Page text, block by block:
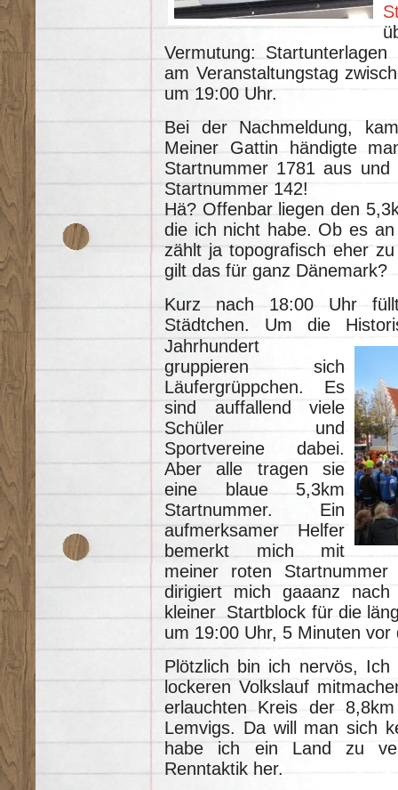
Vermutung:
am Veranstaltungstag
um 19:00 Uhr.
Bei der Nachmeldung,
Meiner Gattin händigte
Startnummer 1781 aus
Startnummer 142!
Hä? Offenbar liegen den
die ich nicht habe. Ob es
zählt ja topografisch eher
gilt das für ganz Dänemark?
Kurz nach 18:00 Uhr
Städtchen. Um die
Jahrhundert
gruppieren sich
Läufergrüppchen. Es
sind auffallend viele
Schüler und
Sportvereine dabei.
Aber alle tragen sie
eine blaue 5,3km
Startnummer. Ein
aufmerksamer Helfer
bemerkt mich mit
meiner roten
dirigiert mich gaaanz
kleiner Startblock für die
um 19:00 Uhr, 5 Minuten
Plötzlich bin ich nervös,
lockeren Volkslauf
erlauchten Kreis der
Lemvigs. Da will man sich
habe ich ein Land zu
Renntaktik her.